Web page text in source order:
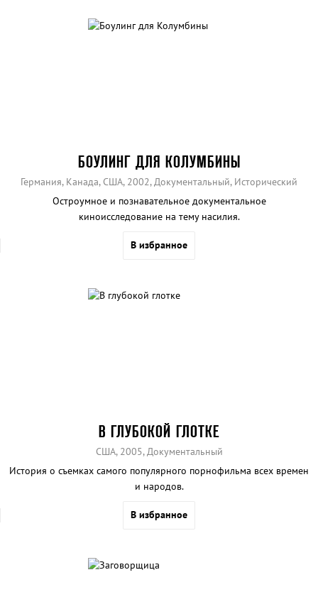
БОУЛИНГ ДЛЯ КОЛУМБИНЫ
Германия, Канада, США, 2002, Документальный, Исторический
Остроумное и познавательное документальное
киноисследование на тему насилия.
В избранное
В ГЛУБОКОЙ ГЛОТКЕ
США, 2005, Документальный
История о съемках самого популярного порнофильма всех времен
и народов.
В избранное